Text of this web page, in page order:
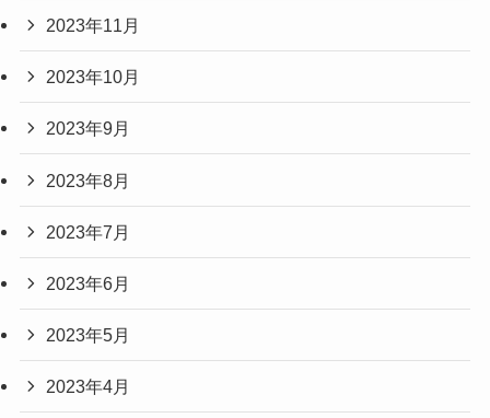
2023年11月
2023年10月
2023年9月
2023年8月
2023年7月
2023年6月
2023年5月
2023年4月